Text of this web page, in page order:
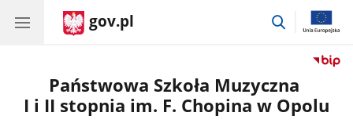
gov.pl
przejdź
Państwowa Szkoła Muzyczna
I i II stopnia im. F. Chopina w Opolu